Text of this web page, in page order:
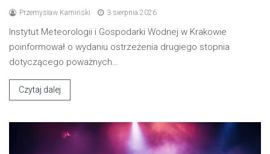
Przemysław Kamiński 3 sierpnia 2026
Instytut Meteorologii i Gospodarki Wodnej w Krakowie
poinformował o wydaniu ostrzeżenia drugiego stopnia
dotyczącego poważnych…
Czytaj dalej